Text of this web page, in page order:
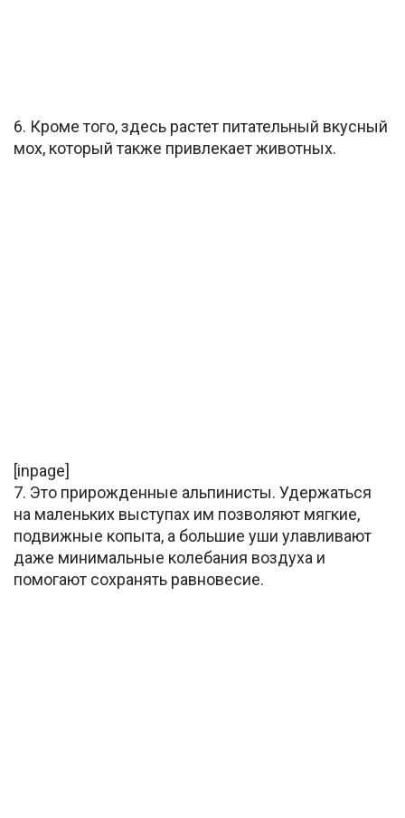
6. Кроме того, здесь растет питательный вкусный
мох, который также привлекает животных.
[inpage]
7. Это прирожденные альпинисты. Удержаться
на маленьких выступах им позволяют мягкие,
подвижные копыта, а большие уши улавливают
даже минимальные колебания воздуха и
помогают сохранять равновесие.